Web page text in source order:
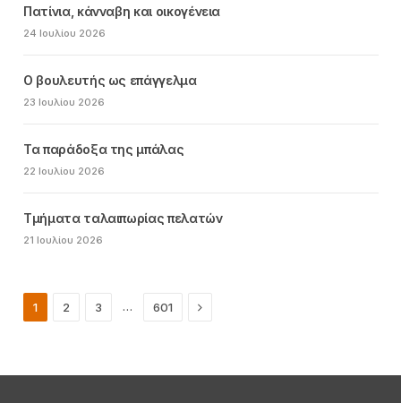
Πατίνια, κάνναβη και οικογένεια
24 Ιουλίου 2026
Ο βουλευτής ως επάγγελμα
23 Ιουλίου 2026
Τα παράδοξα της μπάλας
22 Ιουλίου 2026
Τμήματα ταλαιπωρίας πελατών
21 Ιουλίου 2026
1 2 3 … 601 Next